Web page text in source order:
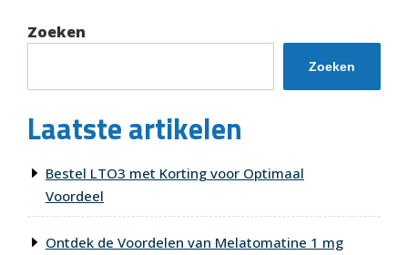
Zoeken
Zoeken
Laatste artikelen
Bestel LTO3 met Korting voor Optimaal
Voordeel
Ontdek de Voordelen van Melatomatine 1 mg